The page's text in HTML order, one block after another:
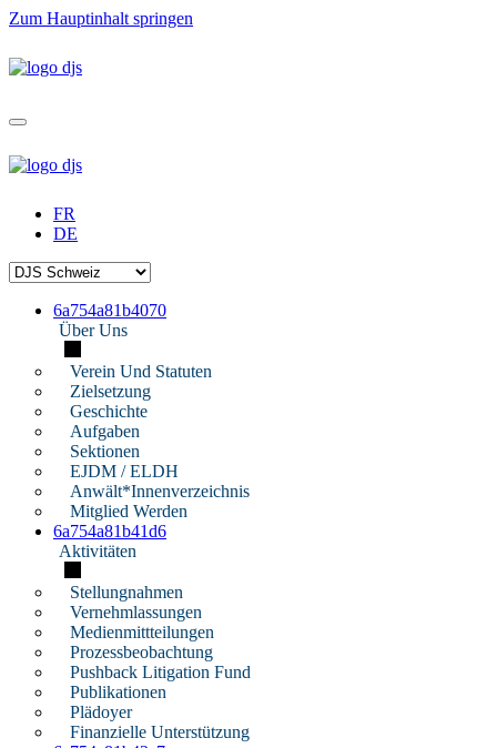
Zum Hauptinhalt springen
FR
DE
6a754a81b4070
Über Uns
Verein Und Statuten
Zielsetzung
Geschichte
Aufgaben
Sektionen
EJDM / ELDH
Anwält*innenverzeichnis
Mitglied Werden
6a754a81b41d6
Aktivitäten
Stellungnahmen
Vernehmlassungen
Medienmittteilungen
Prozessbeobachtung
Pushback Litigation Fund
Publikationen
Plädoyer
Finanzielle Unterstützung